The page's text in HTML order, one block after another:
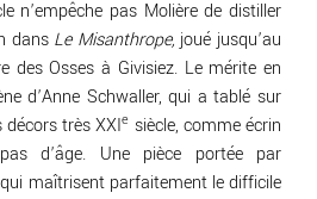
n’empêche pas Molière de distiller
dans Le Misanthrope, joué jusqu’au
des Osses à Givisiez. Le mérite en
d’Anne Schwaller, qui a tablé sur
décors très XXIe siècle, comme écrin
d’âge. Une pièce portée par
maîtrisent parfaitement le difficile